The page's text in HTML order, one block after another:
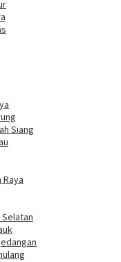
Siang